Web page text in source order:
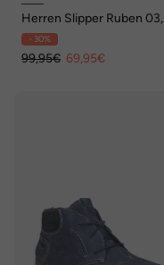
Herren Slipper Ruben 03,
ocean
- 30%
99,95€ 69,95€